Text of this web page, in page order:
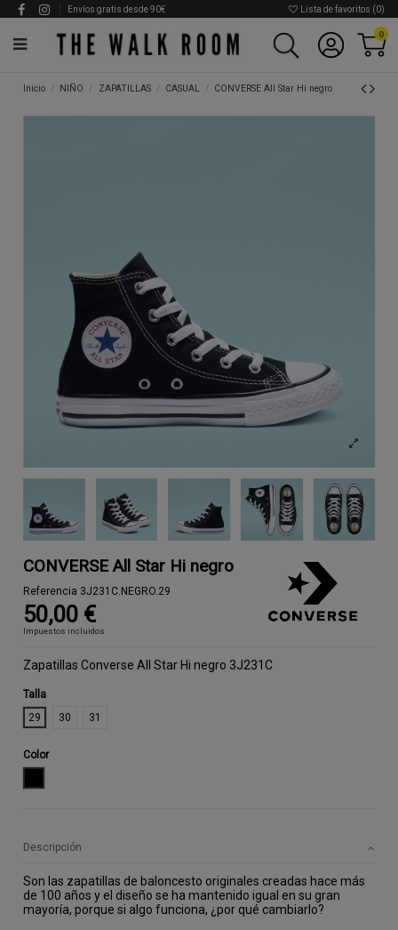
Envíos gratis desde 90€ Lista de favoritos (0)
0
Inicio NIÑO ZAPATILLAS CASUAL CONVERSE All Star Hi negro
CONVERSE All Star Hi negro
Referencia 3J231C.NEGRO.29
50,00 €
Impuestos incluidos
Zapatillas Converse All Star Hi negro 3J231C
Talla
29
30 31
Color
Descripción
Son las zapatillas de baloncesto originales creadas hace más
de 100 años y el diseño se ha mantenido igual en su gran
mayoría, porque si algo funciona, ¿por qué cambiarlo?